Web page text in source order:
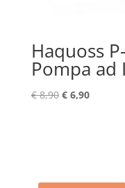
Haquoss
Pompa
€8,90 Il
€6,90Il